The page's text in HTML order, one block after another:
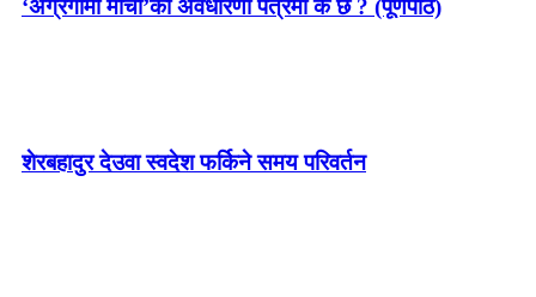
‘अग्रगामी मोर्चा’को अवधारणा पत्रमा के छ ? (पूर्णपाठ)
शेरबहादुर देउवा स्वदेश फर्किने समय परिवर्तन